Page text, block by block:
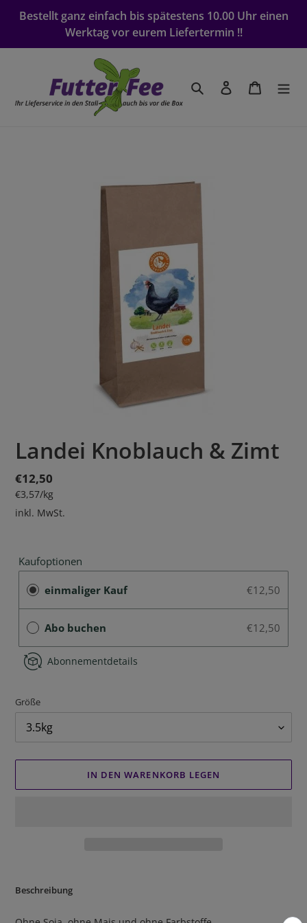
Bestellt ganz einfach bis spätestens 10.00 Uhr einen
Werktag vor eurem Liefertermin !!
Suchen Einloggen
Landei Knoblauch & Zimt
Normaler
Preis
€12,50
Einzelpreis
€3,57/pro
kg
inkl. MwSt.
Kaufoptionen
einmaliger Kauf €12,50
Abo buchen €12,50
Abonnementdetails
Größe
IN DEN WARENKORB LEGEN
wird
Beschreibung